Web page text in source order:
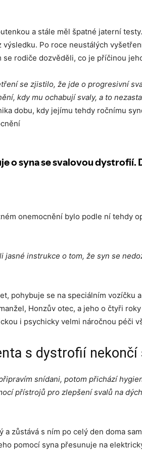
a stále měl špatné jaterní
výsledku. Po roce neustálých
se rodiče dozvěděli, co je příčinou
se zjistilo, že jde o progresivní
kdy mu ochabují svaly, a to
dobu, kdy jejímu tehdy ročnímu
onemocnění bylo podle ní tehdy
jasné instrukce o tom, že syn se
pohybuje se na speciálním vozíčku
Honzův otec, a jeho o čtyři
i psychicky velmi náročnou péči
s dystrofií
snídani, potom přichází
přístrojů pro zlepšení svalů na
a zůstává s ním po celý den doma
pomocí syna přesunuje na